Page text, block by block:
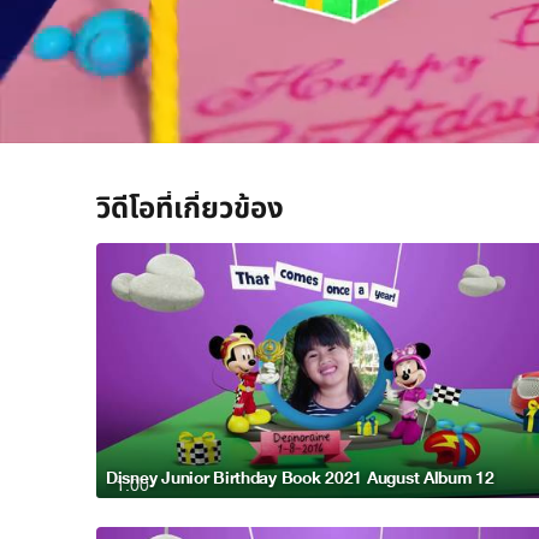
วิดีโอที่เกี่ยวข้อง
1:00
Disney Junior Birthday Book 2021 August Album 12